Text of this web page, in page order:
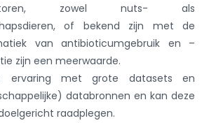
zowel nuts- als
of bekend zijn met de
van antibioticumgebruik en –
zijn een meerwaarde.
ervaring met grote datasets en
databronnen en kan deze
raadplegen.